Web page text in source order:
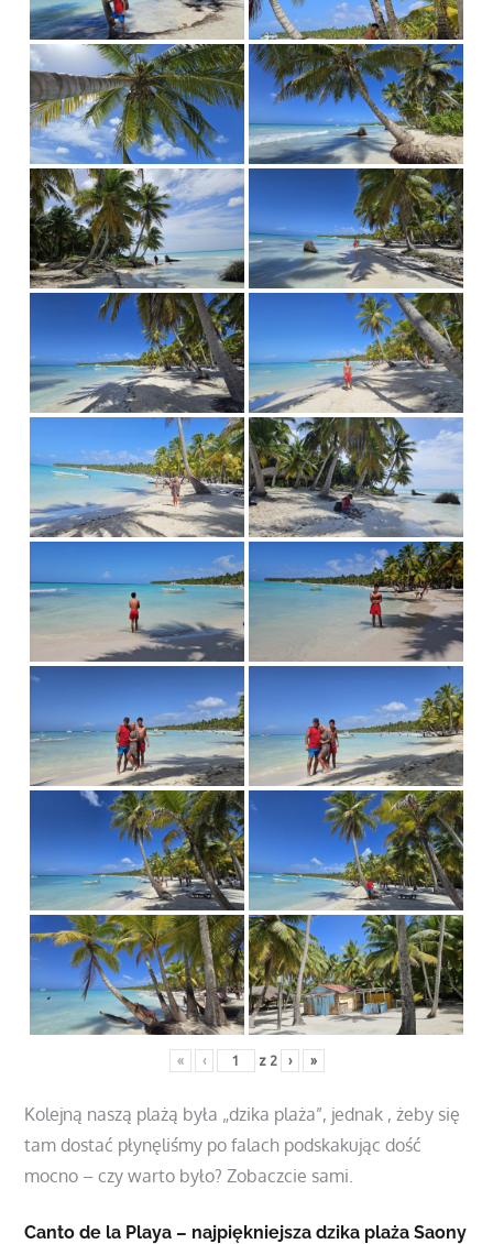
« ‹ z 2 › »
Kolejną naszą plażą była „dzika plaża”, jednak , żeby się
tam dostać płynęliśmy po falach podskakując dość
mocno – czy warto było? Zobaczcie sami.
Canto de la Playa – najpiękniejsza dzika plaża Saony